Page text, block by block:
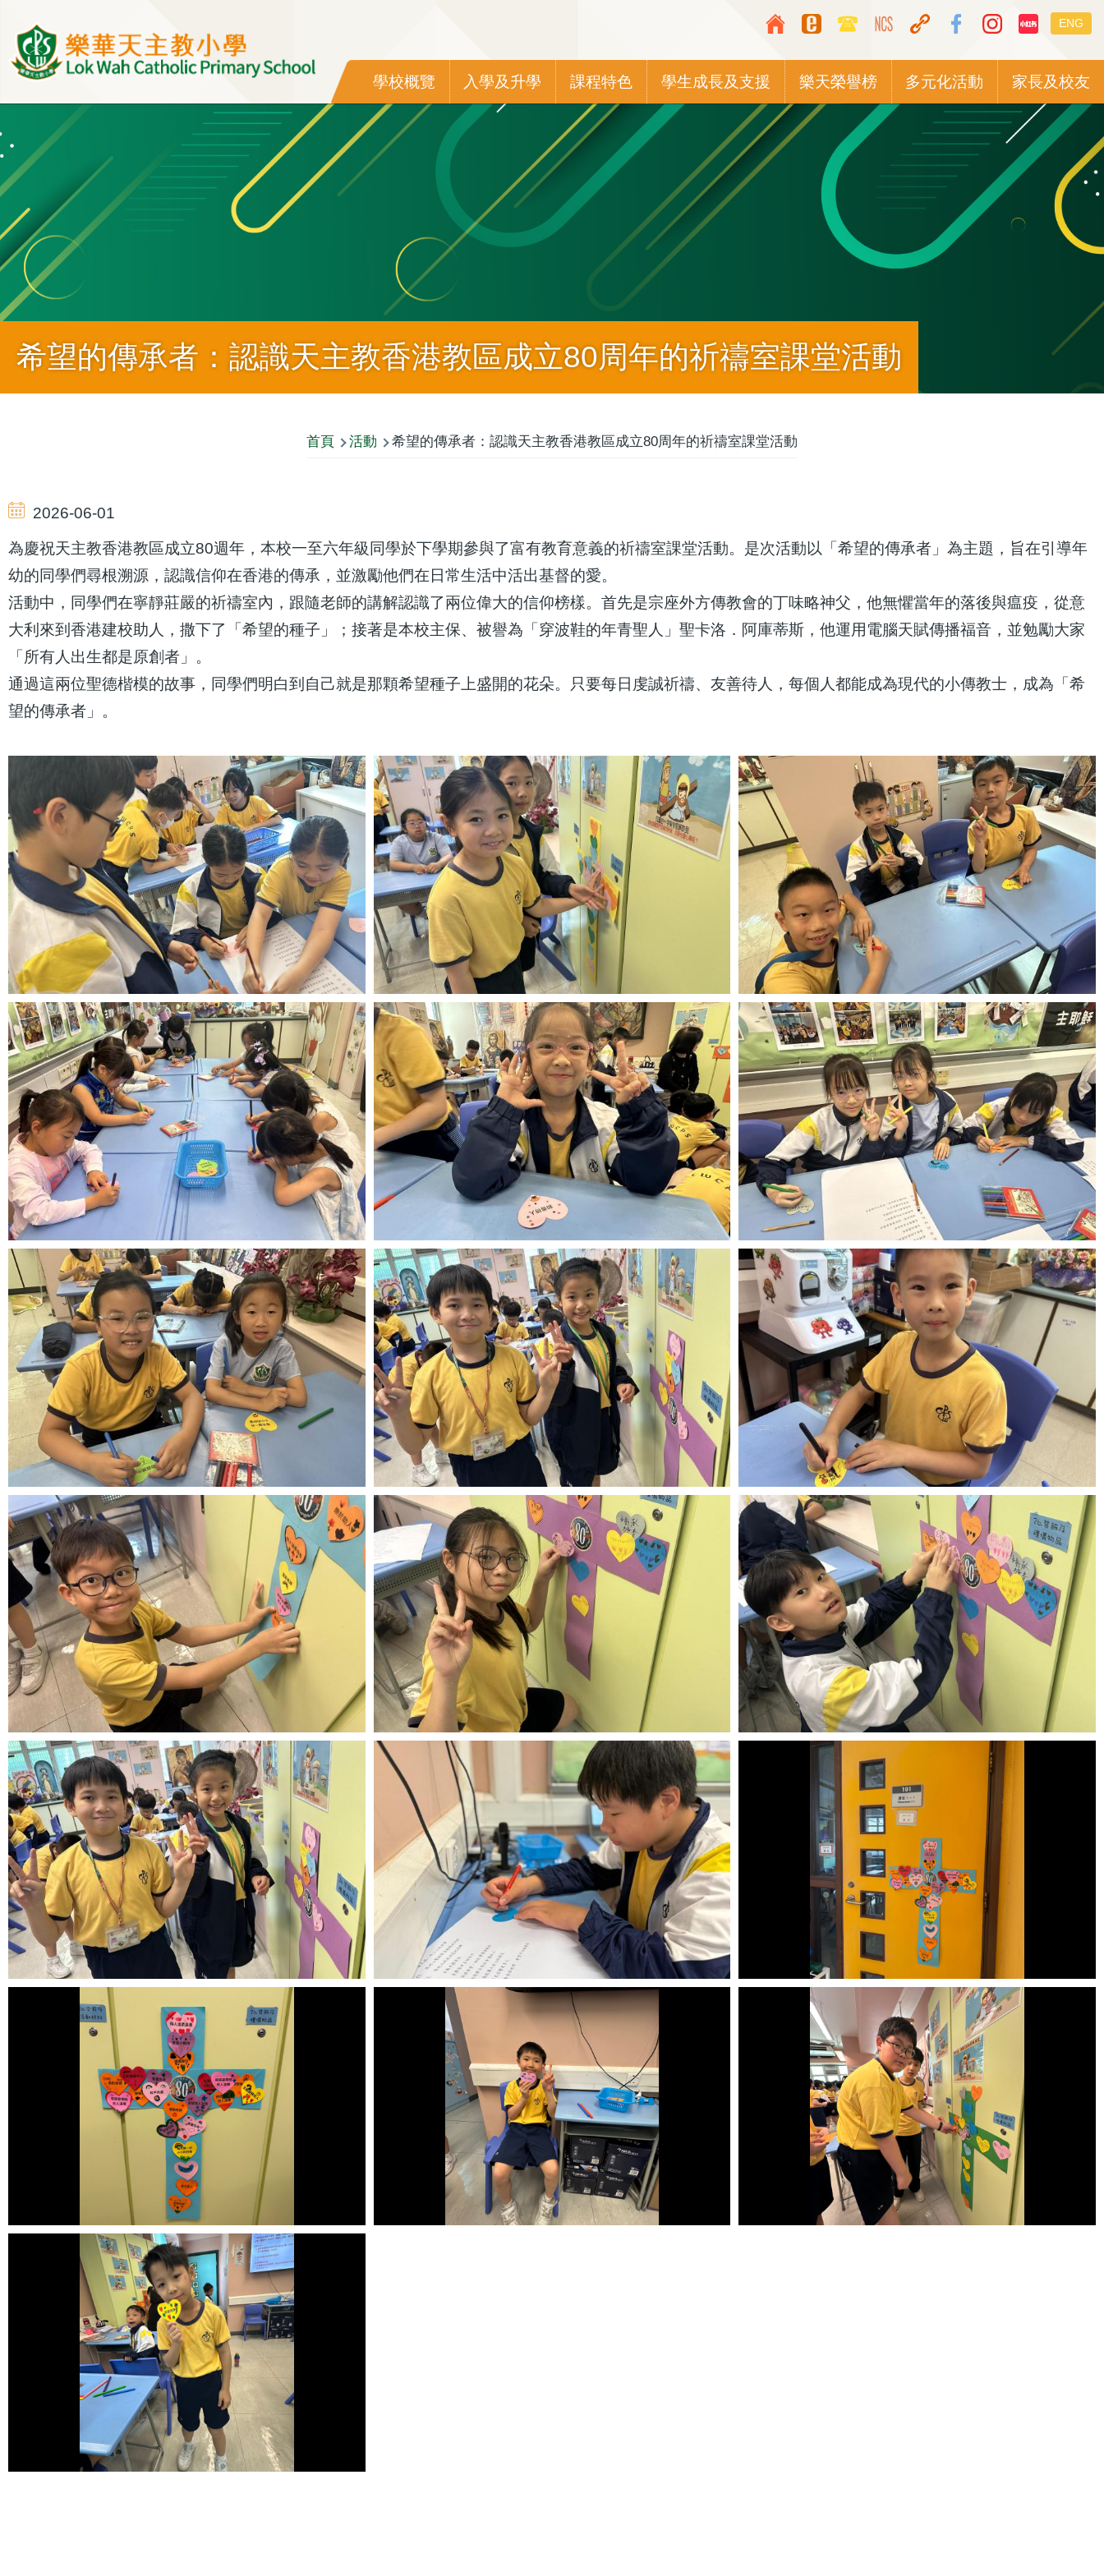
Top
Media
Icon
Button
switcher
ENG
Main
navigation
學校概覽 入學及升學 課程特色 學生成長及支援 樂天榮譽榜 多元化活動 家長及校友
希望的傳承者：認識天主教香港教區成立80周年的祈禱室課堂活動
航
連
結
首頁 活動 希望的傳承者：認識天主教香港教區成立80周年的祈禱室課堂活動
2026-06-01
為慶祝天主教香港教區成立80週年，本校一至六年級同學於下學期參與了富有教育意義的祈禱室課堂活動。是次活動以「希望的傳承者」為主題，旨在引導年
幼的同學們尋根溯源，認識信仰在香港的傳承，並激勵他們在日常生活中活出基督的愛。
活動中，同學們在寧靜莊嚴的祈禱室內，跟隨老師的講解認識了兩位偉大的信仰榜樣。首先是宗座外方傳教會的丁味略神父，他無懼當年的落後與瘟疫，從意
大利來到香港建校助人，撒下了「希望的種子」；接著是本校主保、被譽為「穿波鞋的年青聖人」聖卡洛．阿庫蒂斯，他運用電腦天賦傳播福音，並勉勵大家
「所有人出生都是原創者」。
通過這兩位聖德楷模的故事，同學們明白到自己就是那顆希望種子上盛開的花朵。只要每日虔誠祈禱、友善待人，每個人都能成為現代的小傳教士，成為「希
望的傳承者」。